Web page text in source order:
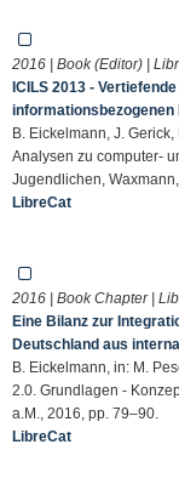
2016 | Book (Editor) |
ICILS 2013 -
B. Eickelmann, J.
Analysen zu computer-
Jugendlichen, Waxmann,
LibreCat
2016 | Book Chapter |
Eine Bilanz zur
Deutschland aus
B. Eickelmann, in: M.
2.0. Grundlagen -
a.M., 2016, pp. 79–90.
LibreCat